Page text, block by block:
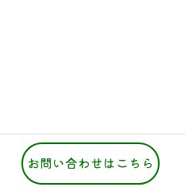
お問い合わせはこちら